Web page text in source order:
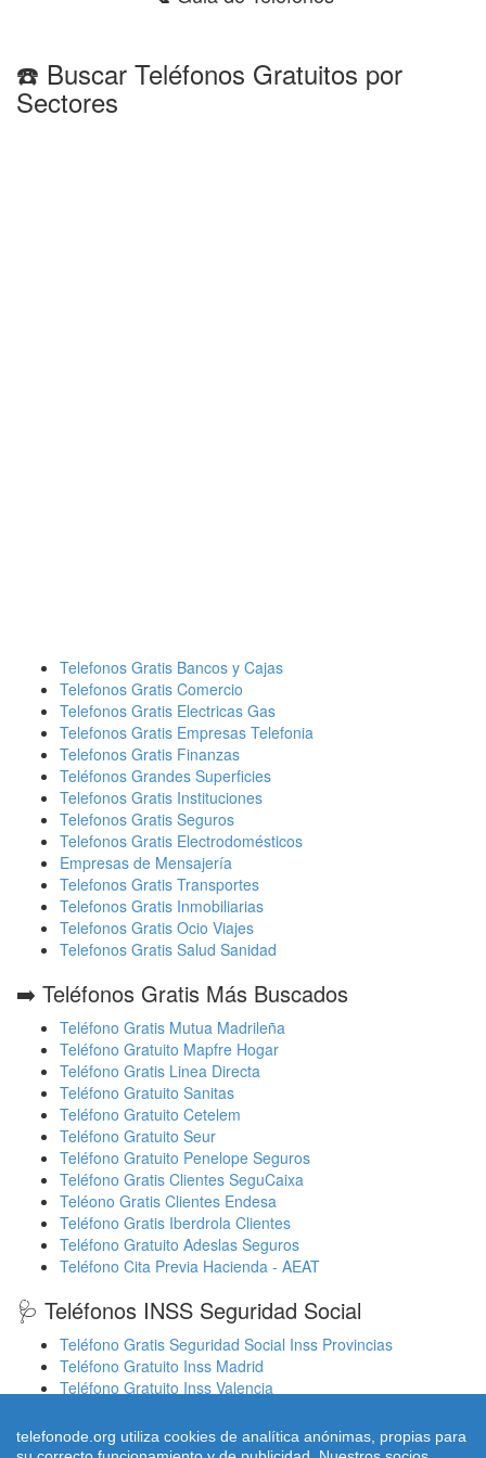
☎️ Buscar Teléfonos Gratuitos por
Sectores
Telefonos Gratis Bancos y Cajas
Telefonos Gratis Comercio
Telefonos Gratis Electricas Gas
Telefonos Gratis Empresas Telefonia
Telefonos Gratis Finanzas
Teléfonos Grandes Superficies
Telefonos Gratis Instituciones
Telefonos Gratis Seguros
Telefonos Gratis Electrodomésticos
Empresas de Mensajería
Telefonos Gratis Transportes
Telefonos Gratis Inmobiliarias
Telefonos Gratis Ocio Viajes
Telefonos Gratis Salud Sanidad
➡️ Teléfonos Gratis Más Buscados
Teléfono Gratis Mutua Madrileña
Teléfono Gratuito Mapfre Hogar
Teléfono Gratis Linea Directa
Teléfono Gratuito Sanitas
Teléfono Gratuito Cetelem
Teléfono Gratuito Seur
Teléfono Gratuito Penelope Seguros
Teléfono Gratis Clientes SeguCaixa
Teléono Gratis Clientes Endesa
Teléfono Gratis Iberdrola Clientes
Teléfono Gratuito Adeslas Seguros
Teléfono Cita Previa Hacienda - AEAT
🩺 Teléfonos INSS Seguridad Social
Teléfono Gratis Seguridad Social Inss Provincias
Teléfono Gratuito Inss Madrid
Teléfono Gratuito Inss Valencia
Cita Previa Médicos Euskadi Osakidetza Osanet
Cita Previa Sas Intersas Andalucia
telefonode.org utiliza cookies de analítica anónimas, propias para